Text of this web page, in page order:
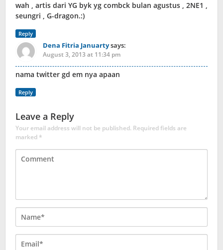
wah , artis dari YG byk yg combck bulan agustus , 2NE1 ,
seungri , G-dragon.:)
Reply
Dena Fitria Januartysays:
August 3, 2013 at 11:34 pm
nama twitter gd em nya apaan
Reply
Leave a Reply
Your email address will not be published. Required fields are
marked*